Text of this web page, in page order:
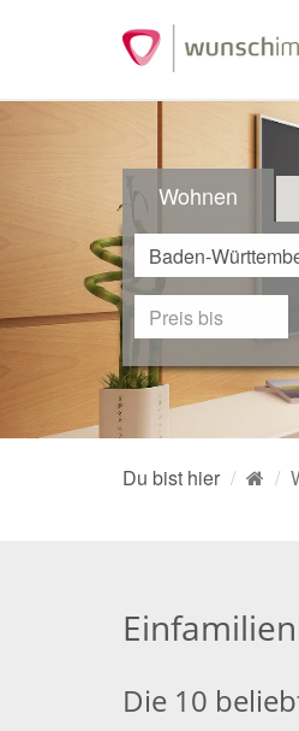
Wohnen
Du bist hier
Die 10